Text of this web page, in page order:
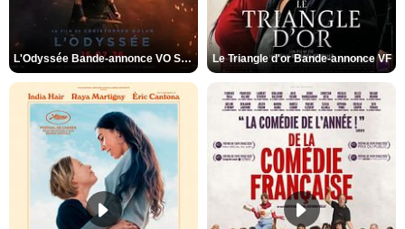
L'Odyssée Bande-annonce VO STFR Le Triangle d'or Bande-annonce VF